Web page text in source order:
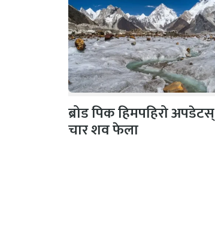
ब्रोड पिक हिमपहिरो अपडेटस्
चार शव फेला